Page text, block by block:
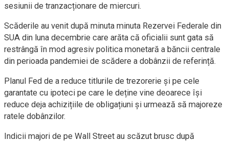
sesiunii de tranzacționare de miercuri.
Scăderile au venit după minuta minuta Rezervei Federale din
SUA din luna decembrie care arăta că oficialii sunt gata să
restrângă în mod agresiv politica monetară a băncii centrale
din perioada pandemiei de scădere a dobânzii de referință.
Planul Fed de a reduce titlurile de trezorerie și pe cele
garantate cu ipoteci pe care le deține vine deoarece își
reduce deja achizițiile de obligațiuni și urmează să majoreze
ratele dobânzilor.
Indicii majori de pe Wall Street au scăzut brusc după